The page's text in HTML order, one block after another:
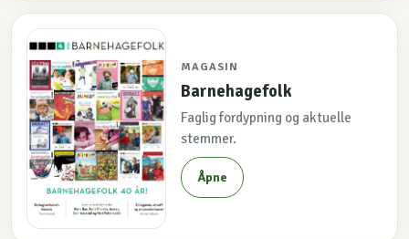
MAGASIN
Barnehagefolk
Faglig fordypning og aktuelle
stemmer.
Åpne